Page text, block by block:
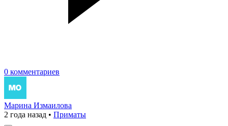
0 комментариев
Марина Измаилова
2 года назад • Приматы